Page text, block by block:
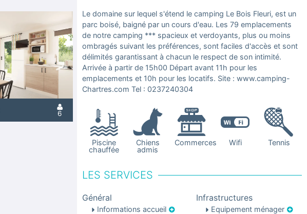
Le domaine sur lequel s'étend le camping Le Bois Fleuri, est un
parc boisé, baigné par un cours d'eau. Les 79 emplacements
de notre camping *** spacieux et verdoyants, plus ou moins
ombragés suivant les préférences, sont faciles d'accès et sont
délimités garantissant à chacun le respect de son intimité.
Arrivée à partir de 15h00 Départ avant 11h pour les
emplacements et 10h pour les locatifs. Site : www.camping-
Chartres.com Tel : 0237240304
Piscine
chauffée
Chiens
admis
Commerces Wifi Tennis
LES SERVICES
Général
Informations accueil
Infrastructures
Equipement ménager
6